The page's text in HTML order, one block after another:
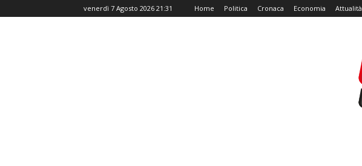
venerdì 7 Agosto 2026 21:31 Home Politica Cronaca Economia Attualità